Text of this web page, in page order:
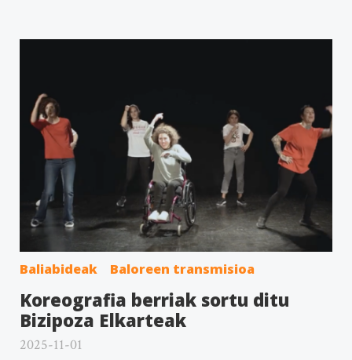
Baliabideak Baloreen transmisioa
Koreografia berriak sortu ditu
Bizipoza Elkarteak
2025-11-01